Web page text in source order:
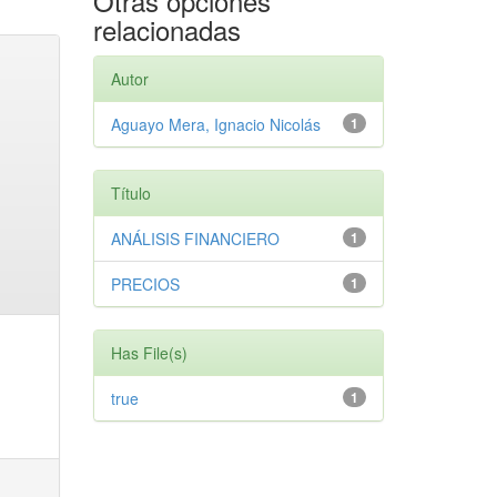
relacionadas
Autor
1
Aguayo Mera, Ignacio Nicolás
Título
1
ANÁLISIS FINANCIERO
1
PRECIOS
Has File(s)
1
true